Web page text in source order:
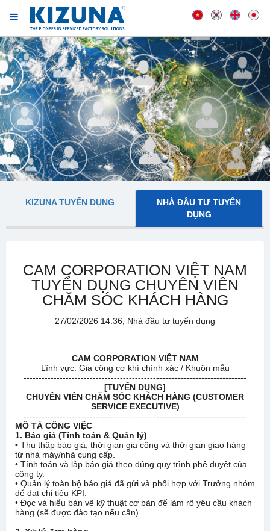
KIZUNA TUYỂN DỤNG
NHÀ ĐẦU TƯ TUYỂN
DỤNG
CAM CORPORATION VIỆT NAM
TUYỂN DỤNG CHUYÊN VIÊN
CHĂM SÓC KHÁCH HÀNG
27/02/2026 14:36, Nhà đầu tư tuyển dụng
CAM CORPORATION VIỆT NAM
Lĩnh vực: Gia công cơ khí chính xác / Khuôn mẫu
--------------------------------------------------------------------------
[TUYỂN DỤNG]
CHUYÊN VIÊN CHĂM SÓC KHÁCH HÀNG (CUSTOMER
SERVICE EXECUTIVE)
--------------------------------------------------------------------------
MÔ TẢ CÔNG VIỆC
1. Báo giá (Tính toán & Quản lý)
• Thu thập báo giá, thời gian gia công và thời gian giao hàng
từ nhà máy/nhà cung cấp.
• Tính toán và lập báo giá theo đúng quy trình phê duyệt của
công ty.
• Quản lý toàn bộ báo giá đã gửi và phối hợp với Trưởng nhóm
để đạt chỉ tiêu KPI.
• Đọc và hiểu bản vẽ kỹ thuật cơ bản để làm rõ yêu cầu khách
hàng (sẽ được đào tạo nếu cần).